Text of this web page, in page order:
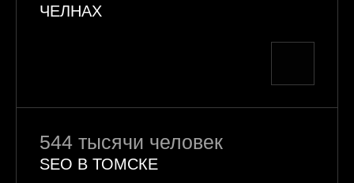
ЧЕЛНАХ
544 тысячи человек
SEO В ТОМСКЕ